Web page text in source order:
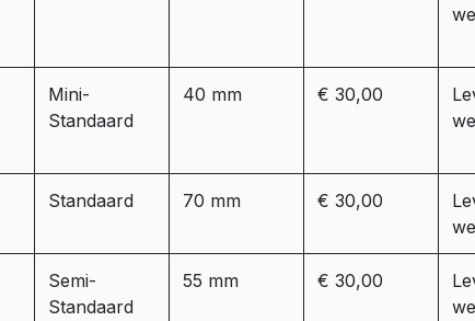
Mini-
Standaard
40 mm € 30,00
Standaard 70 mm € 30,00
Semi-
Standaard
55 mm € 30,00